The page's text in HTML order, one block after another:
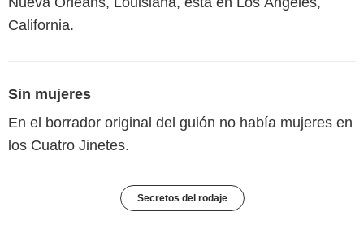
California.
Sin mujeres
En el borrador original del guión no había mujeres en
los Cuatro Jinetes.
Secretos del rodaje